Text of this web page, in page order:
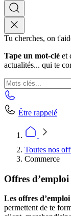
Tu cherches, on
Tape un mot-clé et
actualités... qui te
Être rappelé
Toutes nos
Commerce
Offres
Les offres
permettent de te